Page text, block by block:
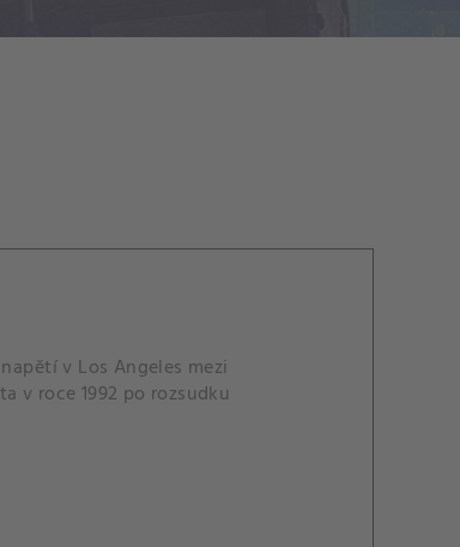
v Los Angeles mezi
v roce 1992 po rozsudku